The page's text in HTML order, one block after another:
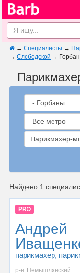
→ Специалисты →
→ Слободской →
Парикмахер-
Найдено 1
PRO
Андрей
парикмахер,
р-н. Немышлянский